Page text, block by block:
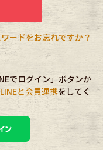
ら探す
から探す
ードをお忘れですか？
でログイン」ボタンか
LINEと会員連携をしてく